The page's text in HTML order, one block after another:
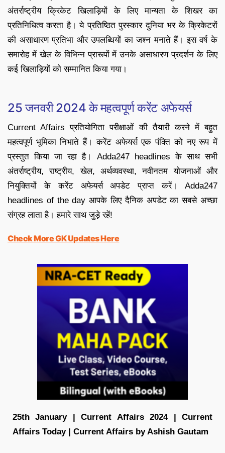
अंतर्राष्ट्रीय क्रिकेट खिलाड़ियों के लिए मान्यता के शिखर का
प्रतिनिधित्व करता है। ये प्रतिष्ठित पुरस्कार दुनिया भर के क्रिकेटरों
की असाधारण प्रतिभा और उपलब्धियों का जश्न मनाते हैं। इस वर्ष के
समारोह में खेल के विभिन्न प्रारूपों में उनके असाधारण प्रदर्शन के लिए
कई खिलाड़ियों को सम्मानित किया गया।
25 जनवरी 2024 के महत्वपूर्ण करेंट अफेयर्स
Current Affairs प्रतियोगिता परीक्षाओं की तैयारी करने में बहुत
महत्वपूर्ण भूमिका निभाते हैं। करेंट अफेयर्स एक पंक्ति को नए रूप में
प्रस्तुत किया जा रहा है। Adda247 headlines के साथ सभी
अंतर्राष्ट्रीय, राष्ट्रीय, खेल, अर्थव्यवस्था, नवीनतम योजनाओं और
नियुक्तियों के करेंट अफेयर्स अपडेट प्राप्त करें। Adda247
headlines of the day आपके लिए दैनिक अपडेट का सबसे अच्छा
संग्रह लाता है। हमारे साथ जुड़े रहें!
Check More GK Updates Here
25th January | Current Affairs 2024 | Current
Affairs Today | Current Affairs by Ashish Gautam